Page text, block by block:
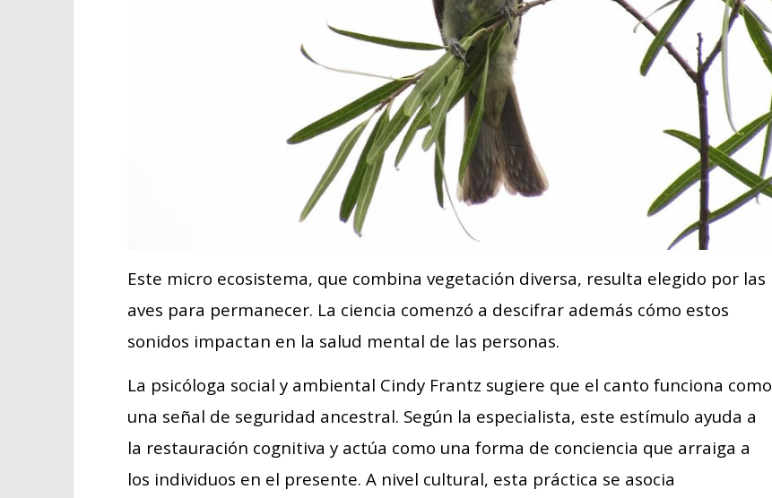
Este micro ecosistema, que combina vegetación diversa, resulta elegido por las
aves para permanecer. La ciencia comenzó a descifrar además cómo estos
sonidos impactan en la salud mental de las personas.
La psicóloga social y ambiental Cindy Frantz sugiere que el canto funciona como
una señal de seguridad ancestral. Según la especialista, este estímulo ayuda a
la restauración cognitiva y actúa como una forma de conciencia que arraiga a
los individuos en el presente. A nivel cultural, esta práctica se asocia